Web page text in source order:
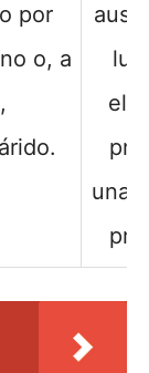
por
o, a
una